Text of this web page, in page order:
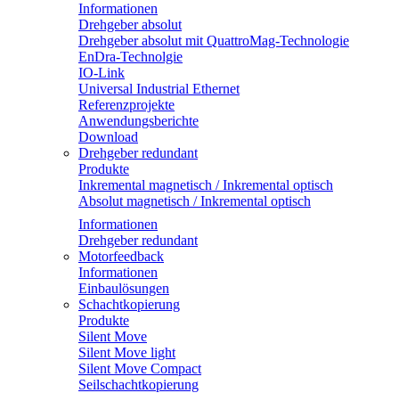
Informationen
Drehgeber absolut
Drehgeber absolut mit QuattroMag-Technologie
EnDra-Technolgie
IO-Link
Universal Industrial Ethernet
Referenzprojekte
Anwendungsberichte
Download
Drehgeber redundant
Produkte
Inkremental magnetisch / Inkremental optisch
Absolut magnetisch / Inkremental optisch
Informationen
Drehgeber redundant
Motorfeedback
Informationen
Einbaulösungen
Schachtkopierung
Produkte
Silent Move
Silent Move light
Silent Move Compact
Seilschachtkopierung